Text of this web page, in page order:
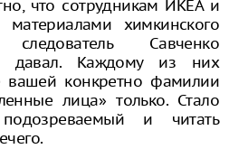
что сотрудникам ИКЕА и
химкинского
следователь Савченко
давал. Каждому из них
вашей конкретно фамилии
лица» только. Стало
и читать